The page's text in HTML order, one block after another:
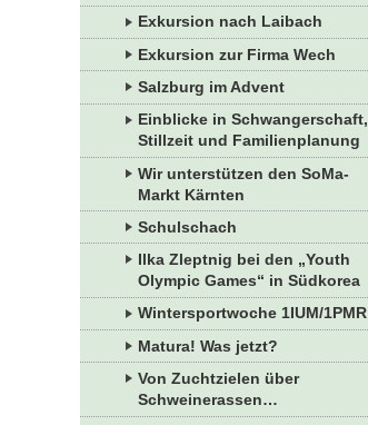
Exkursion nach Laibach
Exkursion zur Firma Wech
Salzburg im Advent
Einblicke in Schwangerschaft,
Stillzeit und Familienplanung
Wir unterstützen den SoMa-
Markt Kärnten
Schulschach
Ilka Zleptnig bei den „Youth
Olympic Games“ in Südkorea
Wintersportwoche 1IUM/1PMR
Matura! Was jetzt?
Von Zuchtzielen über
Schweinerassen…